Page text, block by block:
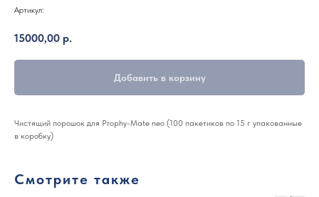
Артикул:
15000,00 р.
Добавить в корзину
Чистящий порошок для Prophy-Mate neo (100 пакетиков по 15 г упакованные
в коробку)
Смотрите также